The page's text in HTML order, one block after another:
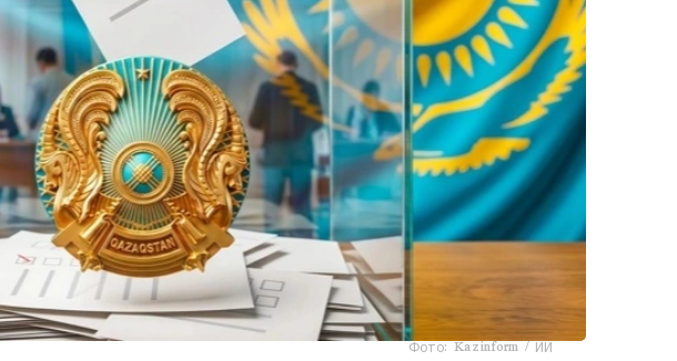
Фото: Kazinform / ИИ